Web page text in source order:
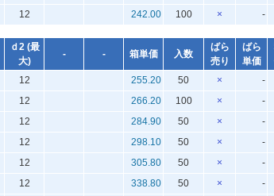
12 242.00 100 × -
ｄ2 (最
大)
- - 箱単価 入数
ばら
売り
ばら
単価
12 255.20 50 × -
12 266.20 100 × -
12 284.90 50 × -
12 298.10 50 × -
12 305.80 50 × -
12 338.80 50 × -